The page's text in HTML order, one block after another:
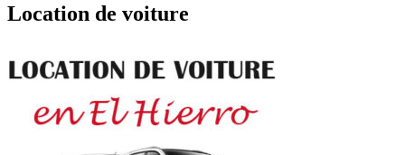
Location de voiture